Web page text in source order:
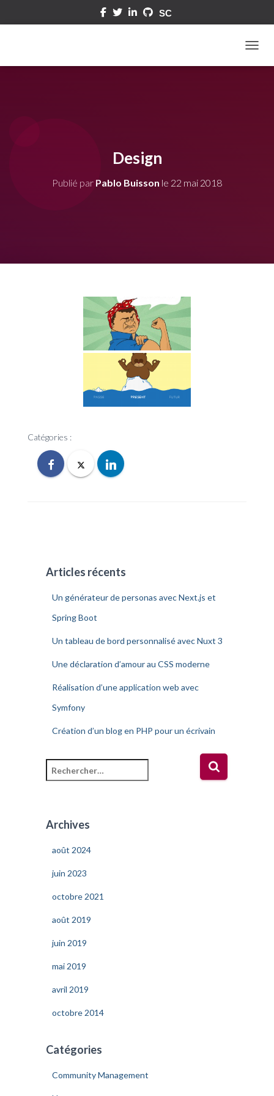
Design
Publié par Pablo Buisson le 22 mai 2018
Catégories :
Articles récents
Un générateur de personas avec Next.js et
Spring Boot
Un tableau de bord personnalisé avec Nuxt 3
Une déclaration d’amour au CSS moderne
Réalisation d’une application web avec
Symfony
Création d’un blog en PHP pour un écrivain
e
e
r
Archives
août 2024
juin 2023
octobre 2021
août 2019
juin 2019
mai 2019
avril 2019
octobre 2014
Catégories
Community Management